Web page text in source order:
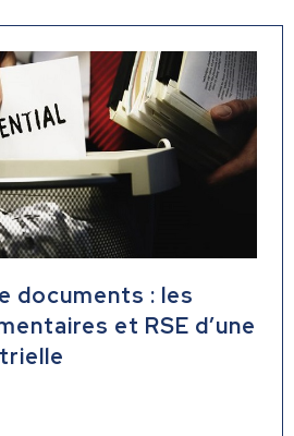
documents : les
et RSE d’une